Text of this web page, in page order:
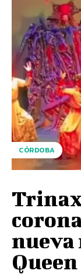
CÓRDOBA
nueva